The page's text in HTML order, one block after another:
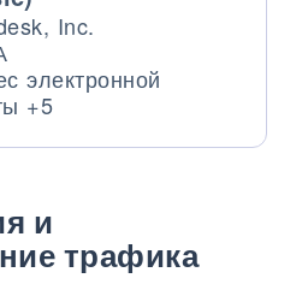
Inc.
персональные
электронной
+5
и
трафика